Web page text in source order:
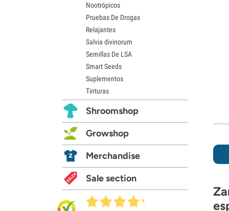
Nootrópicos
Pruebas De Drogas
Relajantes
Salvia divinorum
Semillas De LSA
Smart Seeds
Suplementos
Tinturas
Shroomshop
Growshop
Merchandise
Sale section